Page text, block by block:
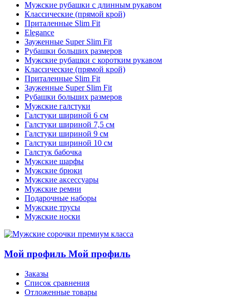
Мужские рубашки с длинным рукавом
Классические (прямой крой)
Приталенные Slim Fit
Elegance
Зауженные Super Slim Fit
Рубашки больших размеров
Мужские рубашки с коротким рукавом
Классические (прямой крой)
Приталенные Slim Fit
Зауженные Super Slim Fit
Рубашки больших размеров
Мужские галстуки
Галстуки шириной 6 см
Галстуки шириной 7,5 см
Галстуки шириной 9 см
Галстуки шириной 10 см
Галстук бабочка
Мужские шарфы
Мужские брюки
Мужские аксессуары
Мужские ремни
Подарочные наборы
Мужские трусы
Мужские носки
Мой профиль Мой профиль
Заказы
Список сравнения
Отложенные товары